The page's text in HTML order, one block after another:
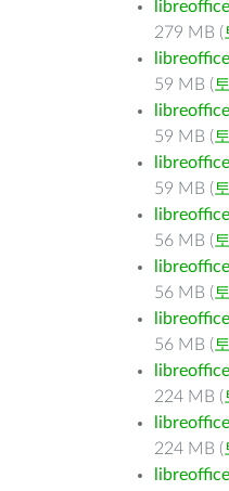
279 MB (
59 MB (
59 MB (
59 MB (
56 MB (
56 MB (
56 MB (
224 MB (
224 MB (